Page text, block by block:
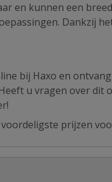
en kunnen een
Dankzij
bij Haxo en
u vragen over
prijzen